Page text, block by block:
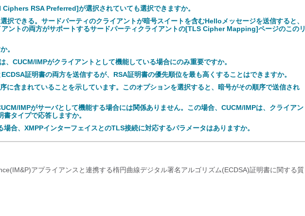
RSA Preferred]が選択されていても選択できますか。
択できる。サードパーティのクライアントが暗号スイートを含むHelloメッセージを送信すると、
ントの両方がサポートするサードパーティクライアントの[TLS Cipher Mapping]ページのこのリ
。
CUCM/IMPがクライアントとして機能している場合にのみ重要ですか。
証明書の両方を送信するが、RSA証明書の優先順位を最も高くすることはできますか。
に含まれていることを示しています。このオプションを選択すると、暗号がその順序で送信され
IMPがサーバとして機能する場合には関係ありません。この場合、CUCM/IMPは、クライアン
タイプで応答しますか。
合、XMPPインターフェイスとのTLS接続に対応するパラメータはありますか。
アプライアンスと連携する楕円曲線デジタル署名アルゴリズム(ECDSA)証明書に関する質